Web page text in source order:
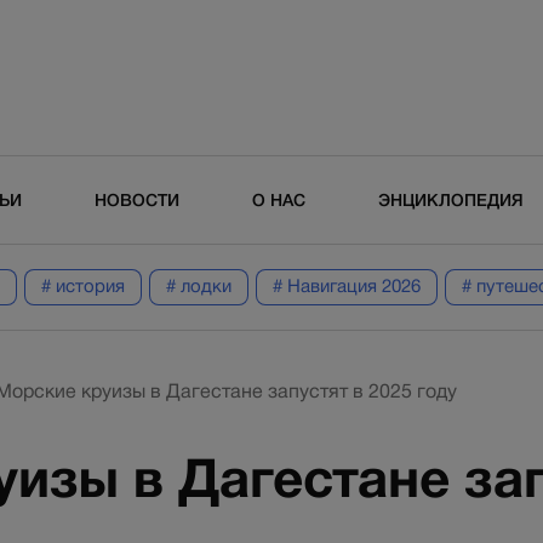
НОВОСТИ О НАС ЭНЦИКЛОПЕДИЯ
# история # лодки # Навигация 2026 #
круизы в Дагестане запустят в 2025 году
в Дагестане